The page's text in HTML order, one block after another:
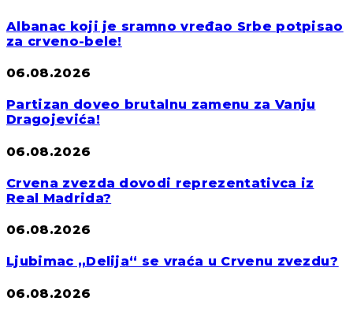
Albanac koji je sramno vređao Srbe potpisao
za crveno-bele!
06.08.2026
Partizan doveo brutalnu zamenu za Vanju
Dragojevića!
06.08.2026
Crvena zvezda dovodi reprezentativca iz
Real Madrida?
06.08.2026
Ljubimac „Delija“ se vraća u Crvenu zvezdu?
06.08.2026